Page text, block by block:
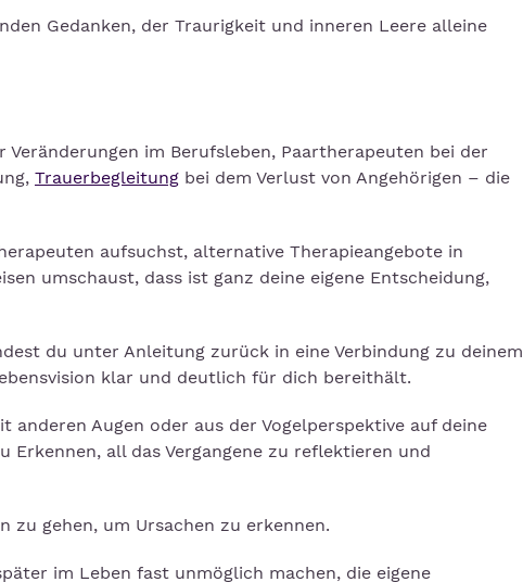
Gedanken, der Traurigkeit und inneren Leere alleine
im Berufsleben, Paartherapeuten bei der
Trauerbegleitung bei dem Verlust von Angehörigen – die
aufsuchst, alternative Therapieangebote in
umschaust, dass ist ganz deine eigene Entscheidung,
du unter Anleitung zurück in eine Verbindung zu deinem
klar und deutlich für dich bereithält.
Augen oder aus der Vogelperspektive auf deine
Erkennen, all das Vergangene zu reflektieren und
zu gehen, um Ursachen zu erkennen.
im Leben fast unmöglich machen, die eigene